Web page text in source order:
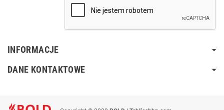
INFORMACJE
DANE KONTAKTOWE